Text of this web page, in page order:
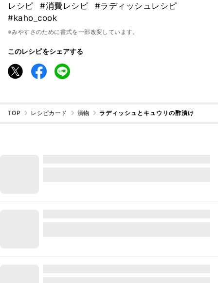
レシピ
#消費レシピ
#ラディッシュレシピ
#kaho_cook
※みやすさのために書式を一部改変しています。
このレシピをシェアする
TOP レシピカード 漬物 ラディッシュとキュウリの酢漬け